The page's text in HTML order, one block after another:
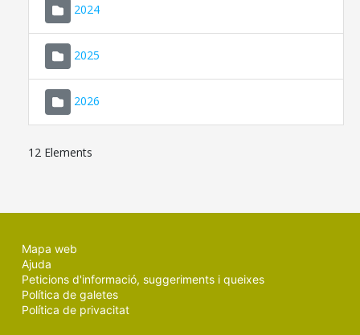
2024
2025
2026
12 Elements
Mapa web
Ajuda
Peticions d'informació, suggeriments i queixes
Política de galetes
Política de privacitat